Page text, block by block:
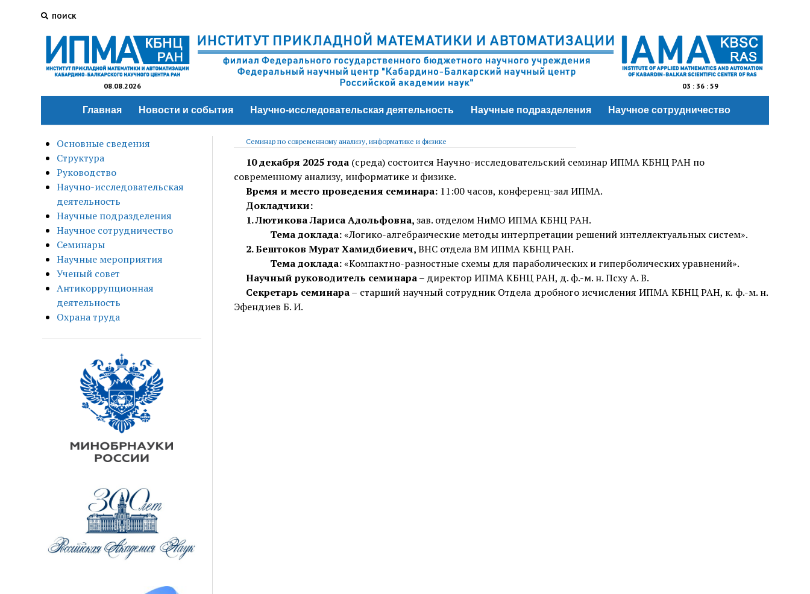
ПОИСК
08.08.2026 03 : 36 : 59
Главная Новости и события Научно-исследовательская деятельность Научные подразделения Научное сотрудничество
Основные сведения
Структура
Руководство
Научно-исследовательская
деятельность
Научные подразделения
Научное сотрудничество
Семинары
Научные мероприятия
Ученый совет
Антикоррупционная
деятельность
Охрана труда
Семинар по современному анализу, информатике и физике
10 декабря 2025 года(среда) состоится Научно-исследовательский семинар ИПМА КБНЦ РАН по
современному анализу, информатике и физике.
Время и место проведения семинара:11:00 часов, конференц-зал ИПМА.
Докладчики:
1. Лютикова Лариса Адольфовна,зав. отделом НиМО ИПМА КБНЦ РАН.
Тема доклада:«Логико-алгебраические методы интерпретации решений интеллектуальных систем».
2. Бештоков Мурат Хамидбиевич,ВНС отдела ВМ ИПМА КБНЦ РАН.
Тема доклада:«Компактно-разностные схемы для параболических и гиперболических уравнений».
Научный руководитель семинара– директор ИПМА КБНЦ РАН, д. ф.-м. н. Псху А. В.
Секретарь семинара– старший научный сотрудник Отдела дробного исчисления ИПМА КБНЦ РАН, к. ф.-м. н.
Эфендиев Б. И.